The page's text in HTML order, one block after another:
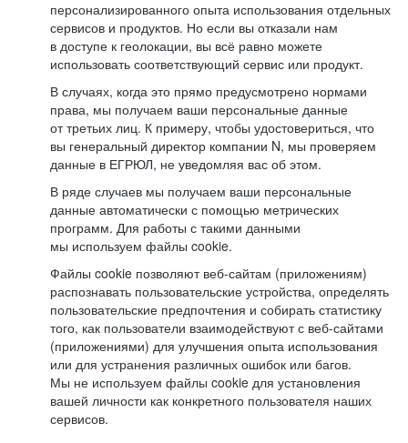
персонализированного опыта использования отдельных
сервисов и продуктов. Но если вы отказали нам
в доступе к геолокации, вы всё равно можете
использовать соответствующий сервис или продукт.
В случаях, когда это прямо предусмотрено нормами
права, мы получаем ваши персональные данные
от третьих лиц. К примеру, чтобы удостовериться, что
вы генеральный директор компании N, мы проверяем
данные в ЕГРЮЛ, не уведомляя вас об этом.
В ряде случаев мы получаем ваши персональные
данные автоматически с помощью метрических
программ. Для работы с такими данными
мы используем файлы cookie.
Файлы cookie позволяют веб-сайтам (приложениям)
распознавать пользовательские устройства, определять
пользовательские предпочтения и собирать статистику
того, как пользователи взаимодействуют с веб-сайтами
(приложениями) для улучшения опыта использования
или для устранения различных ошибок или багов.
Мы не используем файлы cookie для установления
вашей личности как конкретного пользователя наших
сервисов.